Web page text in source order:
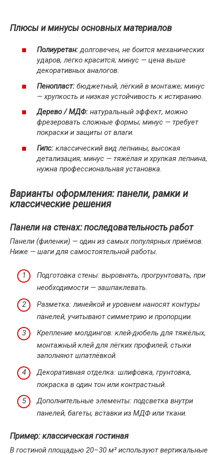
Плюсы и минусы основных материалов
Полиуретан:долговечен, не боится механических
ударов, легко красится; минус — цена выше
декоративных аналогов.
Пенопласт: бюджетный, лёгкий в монтаже; минус
— хрупкость и низкая устойчивость к истиранию.
Дерево / МДФ: натуральный эффект, можно
фрезеровать сложные формы; минус — требует
покраски и защиты от влаги.
Гипс: классический вид лепнины, высокая
детализация; минус — тяжёлая и хрупкая лепнина,
нужна профессиональная установка.
Варианты оформления: панели, рамки и
классические решения
Панели на стенах: последовательность работ
Панели (филенки) — один из самых популярных приёмов.
Ниже — шаги для самостоятельной работы.
Подготовка стены: выровнять, прогрунтовать, при
необходимости — зашпаклевать.
Разметка: линейкой и уровнем наносят контуры
панелей, учитывают симметрию и пропорции.
Крепление молдингов: клей-дюбель для тяжёлых,
монтажный клей для лёгких профилей; стыки
заполняют шпатлёвкой.
Декоративная отделка: шлифовка, грунтовка,
покраска в один тон или контрастный.
Дополнительные элементы: подсветка внутри
панелей, багеты, вставки из МДФ или ткани.
Пример: классическая гостиная
В гостиной площадью 20–30 м² используют вертикальные